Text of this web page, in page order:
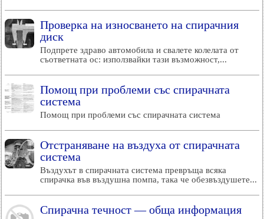
Проверка на износването на спирачния
диск
Подпрете здраво автомобила и свалете колелата от
съответната ос: използвайки тази възможност,...
Помощ при проблеми със спирачната
система
Помощ при проблеми със спирачната система
Отстраняване на въздуха от спирачната
система
Въздухът в спирачната система превръща всяка
спирачка във въздушна помпа, така че обезвъздушете...
Спирачна течност — обща информация